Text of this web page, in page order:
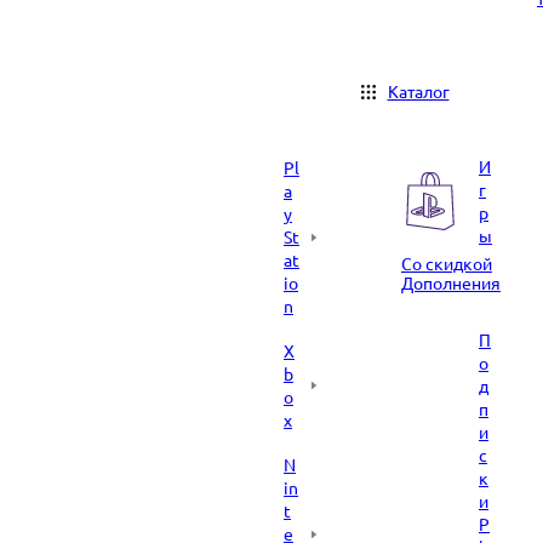
Каталог
Pl
a
y
St
at
io
n
X
b
o
x
N
in
t
e
И
г
р
ы
Со скидкой
Дополнения
П
о
д
п
и
с
к
и
P